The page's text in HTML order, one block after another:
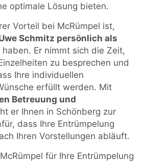
optimale Lösung bieten.
Vorteil bei McRümpel ist,
Schmitz persönlich als
haben. Er nimmt sich die Zeit,
zu besprechen und
Ihre individuellen
erfüllt werden. Mit
Betreuung und
er Ihnen in Schönberg zur
dass Ihre Entrümpelung
Ihren Vorstellungen abläuft.
für Ihre Entrümpelung